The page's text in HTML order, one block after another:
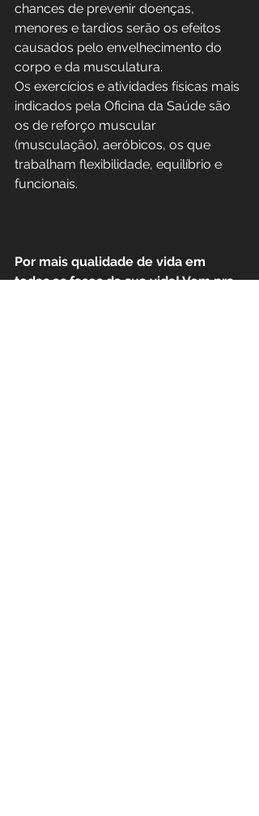
chances de prevenir doenças,
menores e tardios serão os efeitos
causados pelo envelhecimento do
corpo e da musculatura.
Os exercícios e atividades físicas mais
indicados pela Oficina da Saúde são
os de reforço muscular
(musculação), aeróbicos, os que
trabalham flexibilidade, equilíbrio e
funcionais.
Por mais qualidade de vida em
todas as fases da sua vida! Vem pra